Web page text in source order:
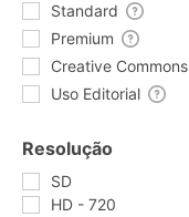
Standard
Premium
Creative Commons
Uso Editorial
Resolução
SD
HD - 720